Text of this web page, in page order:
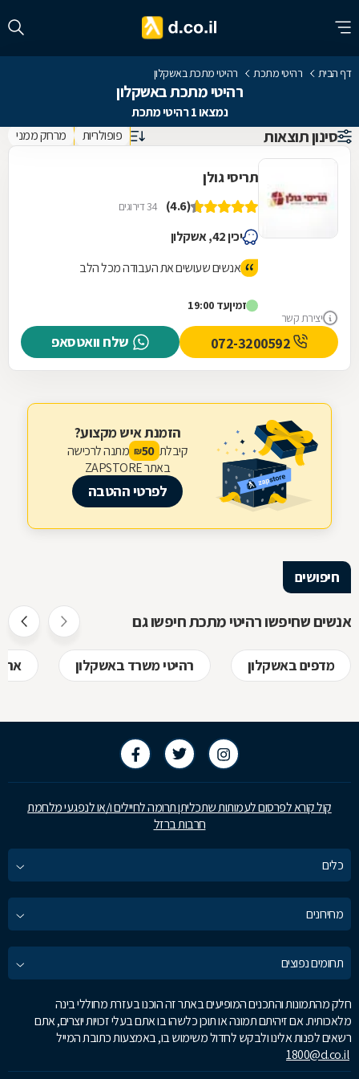
דף הבית רהיטי מתכת רהיטי מתכת באשקלון
רהיטי מתכת באשקלון
נמצאו 1 רהיטי מתכת
סינון תוצאות פופולריות מרחק ממני
יצירת קשר
תריסי גולן
(4.6) 34 דירוגים
יכין 42, אשקלון
אנשים שעושים את העבודה מכל הלב
זמיןעד 19:00
שלח וואטסאפ
הזמנת איש מקצוע?
קיבלת 50
₪ מתנה לרכישה
באתר ZAPSTORE
לפרטי ההטבה
חיפושים
אנשים שחיפשו רהיטי מתכת חיפשו גם
מדפים באשקלון רהיטי משרד באשקלון
קול קורא לפרסום לעמותות שתכליתן תרומה לחיילים ו/או לנפגעי מלחמת
חרבות ברזל
כלים
מחירונים
תחומים נפוצים
חלק מהתמונות והתכנים המופיעים באתר זה הוכנו בעזרת מחוללי בינה
מלאכותית. אם זיהיתם תמונה או תוכן כלשהו בו אתם בעלי זכויות יוצרים, אתם
רשאים לפנות אלינו ולבקש לחדול משימוש בו, באמצעות כתובת המייל
1800@d.co.il